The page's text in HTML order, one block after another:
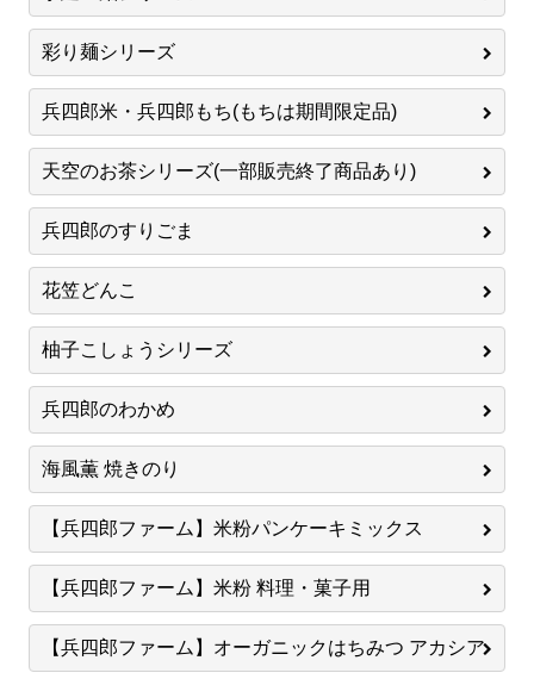
彩り麺シリーズ
兵四郎米・兵四郎もち(もちは期間限定品)
天空のお茶シリーズ(一部販売終了商品あり)
兵四郎のすりごま
花笠どんこ
柚子こしょうシリーズ
兵四郎のわかめ
海風薫 焼きのり
【兵四郎ファーム】米粉パンケーキミックス
【兵四郎ファーム】米粉 料理・菓子用
【兵四郎ファーム】オーガニックはちみつ アカシア